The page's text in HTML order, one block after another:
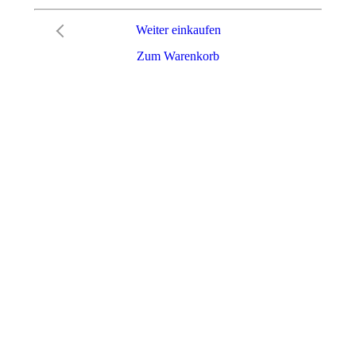
Zum Warenkorb
Weiter einkaufen